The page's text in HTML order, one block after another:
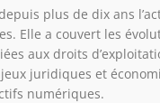
plus de dix ans
Elle a couvert les
aux droits
juridiques et
numériques.